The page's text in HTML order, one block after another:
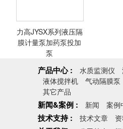
力高JYSX系列液
压隔膜计量泵加药
泵投加泵
力高JYSX系列液压隔
膜计量泵加药泵投加
泵
产品中心 : 水质监测仪
液体搅拌机
气动隔膜泵
其它产品
新闻&案例 : 新闻 案例
技术支持 : 技术文章